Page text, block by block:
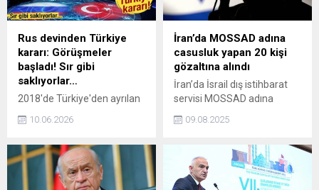
sözleşmelerle dikkat
çekiyor.
Rus devinden Türkiye
kararı: Görüşmeler
başladı! Sır gibi
saklıyorlar…
2018'de Türkiye'den ayrılan
Sber, yapay zeka ve
dönmeye hazırlanıyor. Üst
yönetici Vedyakhin, talep
gelirse egemen yapay zeka
10.06.2026
İran’da MOSSAD adına
casusluk yapan 20 kişi
gözaltına alındı
İran’da İsrail dış istihbarat
servisi MOSSAD adına
bulunduğu belirlenen 20 kişi,
eyaletlerde düzenlenen
operasyonlarla gözaltına
alındı.
09.08.2025